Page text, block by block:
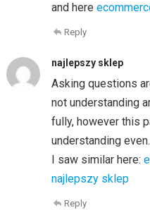
and here
Reply
najlepszy sklep
Asking questions
not understanding
fully, however this
understanding even.
I saw similar here:
najlepszy sklep
Reply